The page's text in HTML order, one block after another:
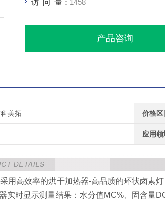
访 问 量： 1458
产品咨询
美拓 价格区
应用领
采用高效率的烘干加热器-高品质的环状卤素
实时显示测量结果：水分值MC%、固含